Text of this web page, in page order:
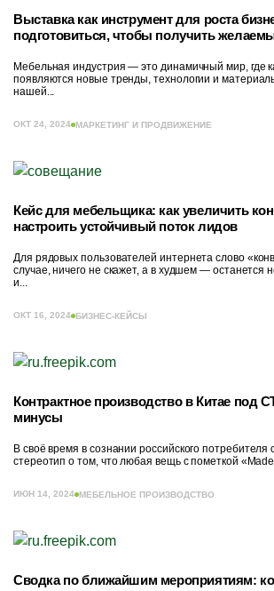
Выставка как инструмент для роста
подготовиться, чтобы получить
Мебельная индустрия — это динамичный мир, где
появляются новые тренды, технологии и
нашей...
ОКТ 24, 2024 МАРКЕТИНГ И ПРОДВИЖЕНИЕ
Кейс для мебельщика: как увеличить
настроить устойчивый поток лидов
Для рядовых пользователей интернета слово
случае, ничего не скажет, а в худшем — останется
и...
ОКТ 16, 2024 БИЗНЕС-КЕЙСЫ
Контрактное производство в Китае под
минусы
В своё время в сознании российского потребителя
стереотип о том, что любая вещь с пометкой
ИЮН 14, 2024 МЕБЕЛЬНОЕ ПРОИЗВОДСТВО
Сводка по ближайшим мероприятиям: